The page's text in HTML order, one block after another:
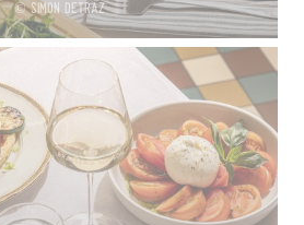
© Simon Detraz